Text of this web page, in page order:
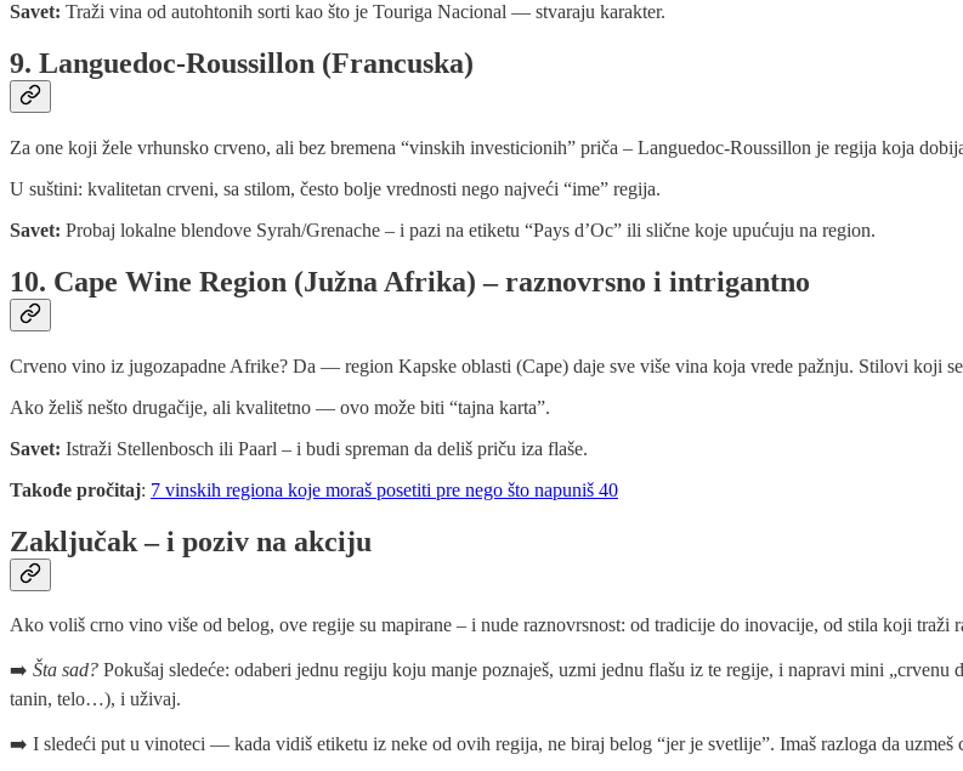
Savet: Traži vina od autohtonih sorti kao što je Touriga Nacional — stvaraju karakter.
9. Languedoc‑Roussillon (Francuska)
Za one koji žele vrhunsko crveno, ali bez bremena “vinskih investicionih” priča – Languedoc-Roussillon je regija koja
U suštini: kvalitetan crveni, sa stilom, često bolje vrednosti nego najveći “ime” regija.
Savet: Probaj lokalne blendove Syrah/Grenache – i pazi na etiketu “Pays d’Oc” ili slične koje upućuju na region.
10. Cape Wine Region (Južna Afrika) – raznovrsno i intrigantno
Crveno vino iz jugozapadne Afrike? Da — region Kapske oblasti (Cape) daje sve više vina koja vrede pažnju. Stilovi koji
Ako želiš nešto drugačije, ali kvalitetno — ovo može biti “tajna karta”.
Savet: Istraži Stellenbosch ili Paarl – i budi spreman da deliš priču iza flaše.
Takođe pročitaj: 7 vinskih regiona koje moraš posetiti pre nego što napuniš 40
Zaključak – i poziv na akciju
Ako voliš crno vino više od belog, ove regije su mapirane – i nude raznovrsnost: od tradicije do inovacije, od stila koji traži
➡️ Šta sad? Pokušaj sledeće: odaberi jednu regiju koju manje poznaješ, uzmi jednu flašu iz te regije, i napravi mini „crvenu
tanin, telo…), i uživaj.
➡️ I sledeći put u vinoteci — kada vidiš etiketu iz neke od ovih regija, ne biraj belog “jer je svetlije”. Imaš razloga da uzmeš